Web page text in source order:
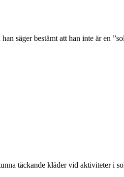
säger bestämt att han inte är en
täckande kläder vid aktiviteter i